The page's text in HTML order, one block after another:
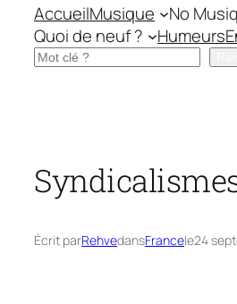
AccueilMusique
No
Quoi de neuf ?
Humeurs
Rechercher
Écrit parRehvedansFrancele24